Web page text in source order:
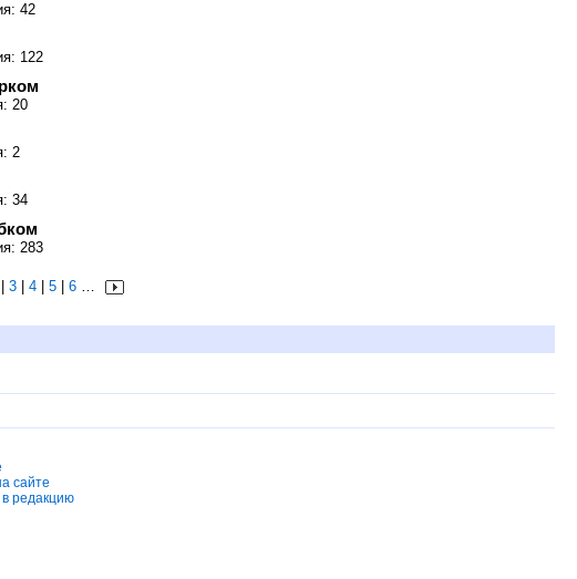
42
122
20
2
34
283
3 4 5 6 …
сайте
редакцию